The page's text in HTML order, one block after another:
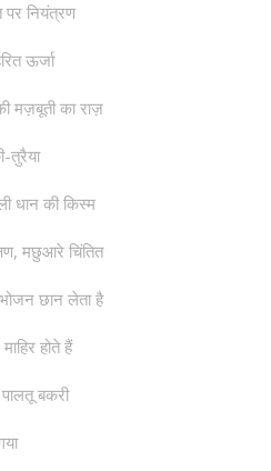
नियंत्रण
ऊर्जा
मज़बूती का राज़
तुरैया
धान की किस्म
मछुआरे चिंतित
छान लेता है
होते हैं
बकरी